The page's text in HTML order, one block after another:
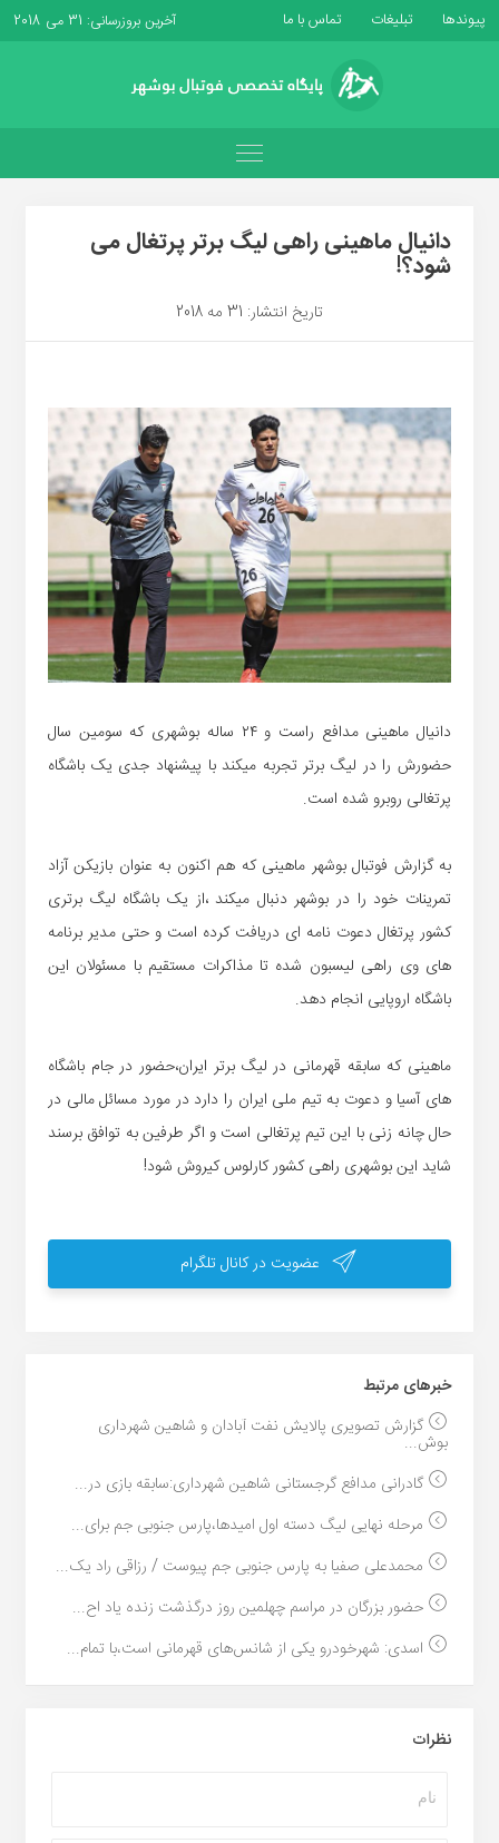
پیوندها تبلیغات تماس با ما آخرین بروزرسانی: 31 می 2018
دانیال ماهینی راهی لیگ برتر پرتغال می
شود؟!
تاریخ انتشار: 31 مه 2018
دانیال ماهینی مدافع راست و ۲۴ ساله بوشهری که سومین سال
حضورش را در لیگ برتر تجربه میکند با پیشنهاد جدی یک باشگاه
پرتغالی روبرو شده است.
به گزارش فوتبال بوشهر ماهینی که هم اکنون به عنوان بازیکن آزاد
تمرینات خود را در بوشهر دنبال میکند ،از یک باشگاه لیگ برتری
کشور پرتغال دعوت نامه ای دریافت کرده است و حتی مدیر برنامه
های وی راهی لیسبون شده تا مذاکرات مستقیم با مسئولان این
باشگاه اروپایی انجام دهد.
ماهینی که سابقه قهرمانی در لیگ برتر ایران،حضور در جام باشگاه
های آسیا و دعوت به تیم ملی ایران را دارد در مورد مسائل مالی در
حال چانه زنی با این تیم پرتغالی است و اگر طرفین به توافق برسند
شاید این بوشهری راهی کشور کارلوس کیروش شود!
عضویت در کانال تلگرام
خبر‌های مرتبط
گزارش تصویری پالایش نفت آبادان و شاهین شهرداری
بوش...
گادرانی مدافع گرجستانی شاهین شهرداری:سابقه بازی در...
مرحله نهایی لیگ دسته اول امیدها،پارس جنوبی جم برای...
محمدعلی صفیا به پارس جنوبی جم پیوست / رزاقی راد یک...
حضور بزرگان در مراسم چهلمین روز درگذشت زنده یاد اح...
اسدی: شهرخودرو یکی از شانس‌های قهرمانی است،با تمام...
نظرات